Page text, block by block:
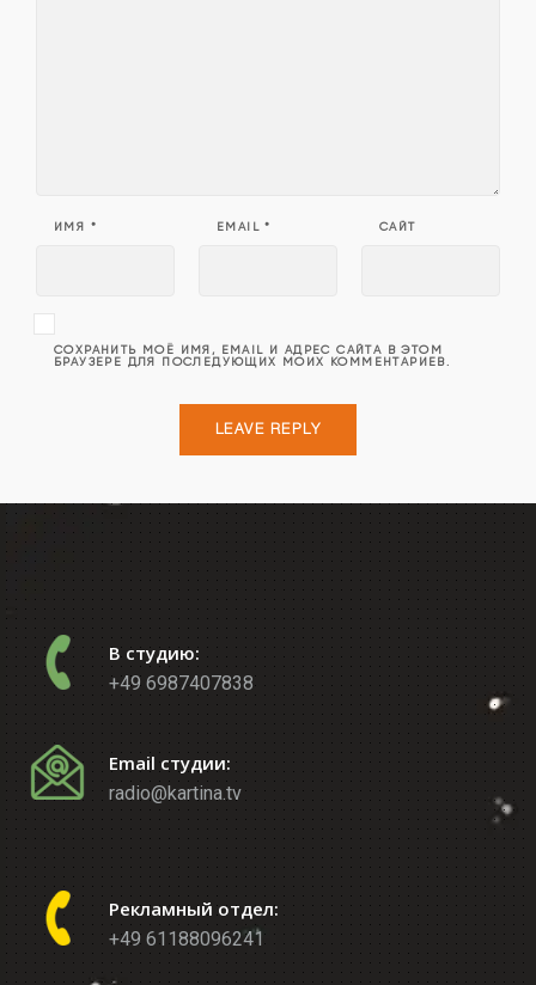
ИМЯ * EMAIL* САЙТ
СОХРАНИТЬ МОЁ ИМЯ, EMAIL И АДРЕС САЙТА В ЭТОМ
БРАУЗЕРЕ ДЛЯ ПОСЛЕДУЮЩИХ МОИХ КОММЕНТАРИЕВ.
В студию:
+49 6987407838
Email студии:
radio@kartina.tv
Рекламный отдел:
+49 61188096241